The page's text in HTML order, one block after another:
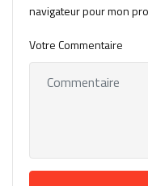
navigateur pour mon
Votre Commentaire